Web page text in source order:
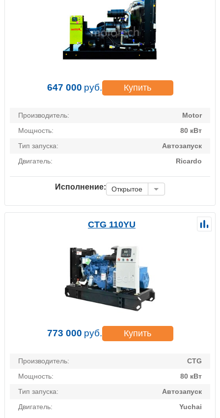
647 000 руб. Купить
Производитель:
Motor
Мощность:
80 кВт
Тип запуска:
Автозапуск
Двигатель:
Ricardo
Исполнение: Открытое
CTG 110YU
773 000 руб. Купить
Производитель:
CTG
Мощность:
80 кВт
Тип запуска:
Автозапуск
Двигатель:
Yuchai